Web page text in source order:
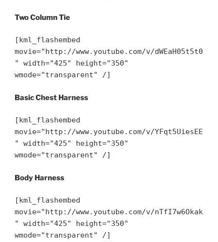
Two Column Tie
[kml_flashembed
movie="http://www.youtube.com/v/dWEaH05t5t0
" width="425" height="350"
wmode="transparent" /]
Basic Chest Harness
[kml_flashembed
movie="http://www.youtube.com/v/YFqt5UiesEE
" width="425" height="350"
wmode="transparent" /]
Body Harness
[kml_flashembed
movie="http://www.youtube.com/v/nTfI7w6Okak
" width="425" height="350"
wmode="transparent" /]